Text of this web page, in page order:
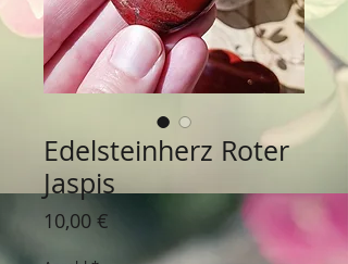
Edelsteinherz Roter
Jaspis
10,00 €